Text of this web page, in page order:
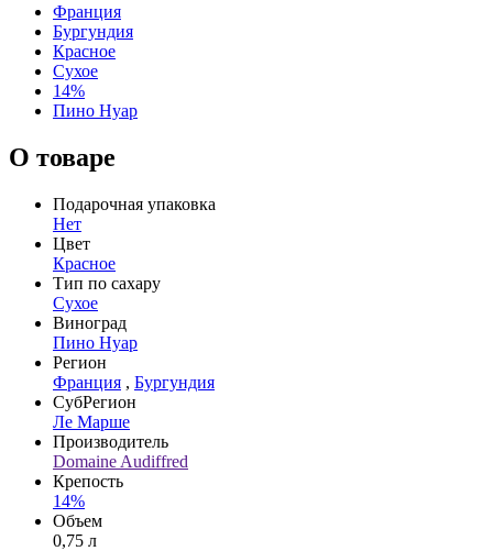
Франция
Бургундия
Красное
Сухое
14%
Пино Нуар
О товаре
Подарочная упаковка
Нет
Цвет
Красное
Тип по сахару
Сухое
Виноград
Пино Нуар
Регион
Франция , Бургундия
СубРегион
Ле Марше
Производитель
Domaine Audiffred
Крепость
14%
Объем
0,75 л